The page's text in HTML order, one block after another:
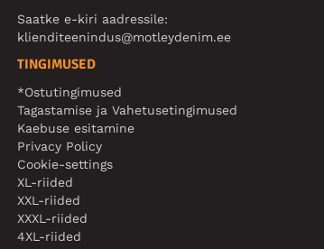
Saatke e-kiri aadressile:
klienditeenindus@motleydenim.ee
TINGIMUSED
*Ostutingimused
Tagastamise ja Vahetusetingimused
Kaebuse esitamine
Privacy Policy
Cookie-settings
XL-riided
XXL-riided
XXXL-riided
4XL-riided